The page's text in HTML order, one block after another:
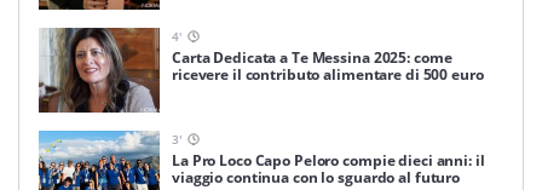
4'
Carta Dedicata a Te Messina 2025: come
ricevere il contributo alimentare di 500 euro
3'
La Pro Loco Capo Peloro compie dieci anni: il
viaggio continua con lo sguardo al futuro